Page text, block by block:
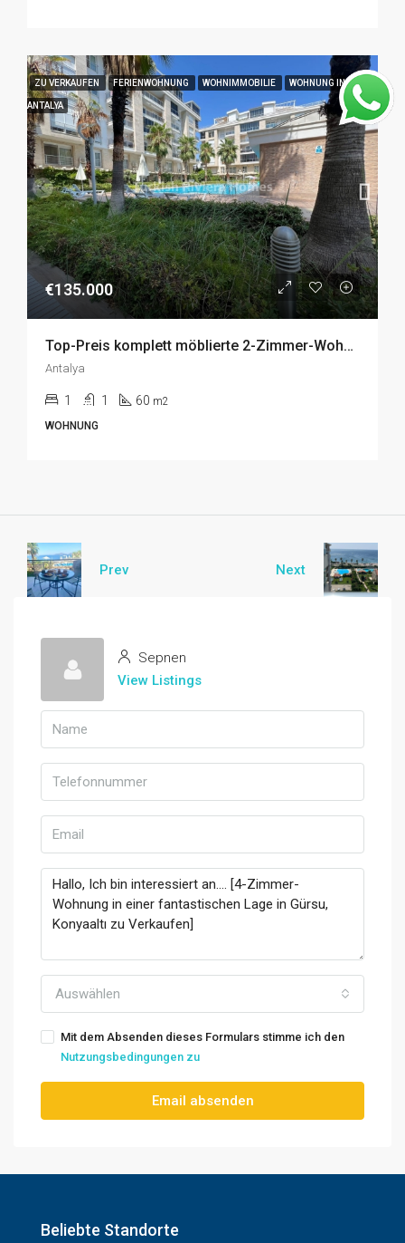
ZU VERKAUFEN FERIENWOHNUNG WOHNIMMOBILIE WOHNUNG IN
ANTALYA
€135.000
Top-Preis komplett möblierte 2-Zimmer-Wohnung zum Verkauf in Konyaaltı, Antalya
Antalya
1 1 60 m2
WOHNUNG
Prev Next
Sepnen
View Listings
Auswählen
Mit dem Absenden dieses Formulars stimme ich den
Nutzungsbedingungen zu
Email absenden
Beliebte Standorte